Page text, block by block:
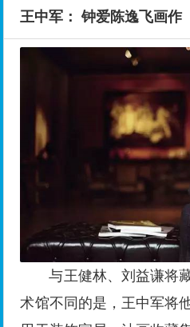
王中军： 钟爱陈逸飞画作
与王健林、刘益谦将
术馆不同的是，王中军将